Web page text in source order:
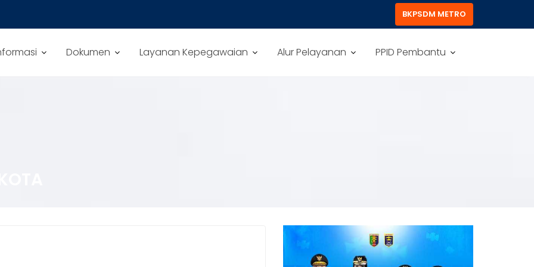
BKPSDM METRO
Dokumen Layanan Kepegawaian Alur Pelayanan PPID Pembantu